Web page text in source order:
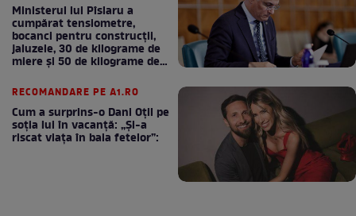
Ministerul lui Pîslaru a
cumpărat tensiometre,
bocanci pentru construcții,
jaluzele, 30 de kilograme de
miere și 50 de kilograme de
RECOMANDARE PE A1.RO
Cum a surprins-o Dani Oțil pe
soția lui în vacanță: „Și-a
riscat viața în baia fetelor”: